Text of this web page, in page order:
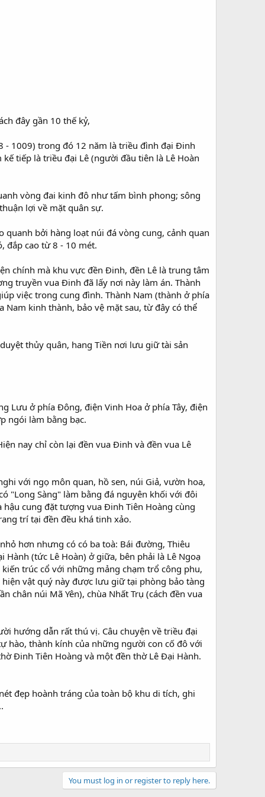
đây gần 10 thế kỷ,
- 1009) trong đó 12 năm là triều đình đại Đinh
tiếp là triều đại Lê (người đầu tiên là Lê Hoàn
vòng đai kinh đô như tấm bình phong; sông
lợi về mặt quân sự.
quanh bởi hàng loạt núi đá vòng cung, cảnh quan
đắp cao từ 8 - 10 mét.
chính mà khu vực đền Ðinh, đền Lê là trung tâm
truyền vua Ðinh đã lấy nơi này làm án. Thành
việc trong cung đình. Thành Nam (thành ở phía
kinh thành, bảo vệ mặt sau, từ đây có thể
thủy quân, hang Tiền nơi lưu giữ tài sản
Lưu ở phía Ðông, điện Vinh Hoa ở phía Tây, điện
ngói làm bằng bạc.
nay chỉ còn lại đền vua Ðinh và đền vua Lê
với ngọ môn quan, hồ sen, núi Giả, vườn hoa,
"Long Sàng" làm bằng đá nguyên khối với đôi
cung đặt tượng vua Ðinh Tiên Hoàng cùng
trí tại đền đều khá tinh xảo.
hơn nhưng có có ba toà: Bái đường, Thiêu
(tức Lê Hoàn) ở giữa, bên phải là Lê Ngoạ
trúc cổ với những mảng chạm trổ công phu,
vật quý này được lưu giữ tại phòng bảo tàng
chân núi Mã Yên), chùa Nhất Trụ (cách đền vua
hướng dẫn rất thú vị. Câu chuyện về triều đại
hào, thành kính của những người con cố đô với
Đinh Tiên Hoàng và một đền thờ Lê Đại Hành.
đẹp hoành tráng của toàn bộ khu di tích, ghi
You must log in or register to reply here.